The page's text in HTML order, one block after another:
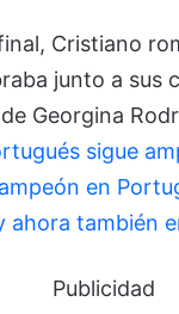
Cristiano
junto a sus
Georgina
sigue
en
ahora también
Publicidad